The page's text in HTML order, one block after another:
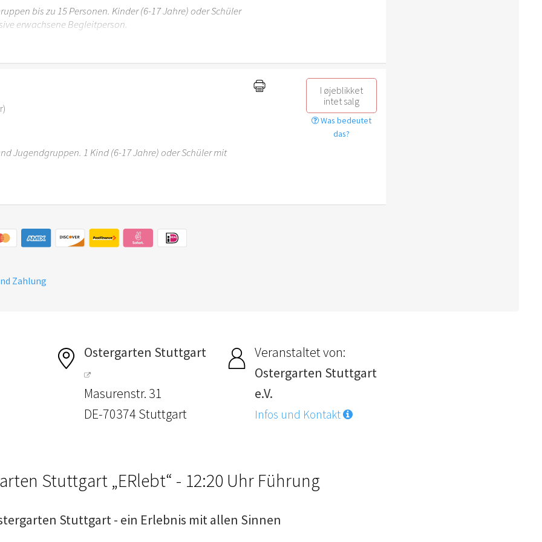
bis zu 15 Personen. Kinder (6-17 Jahre) oder Schüler
erwachsene Begleitperson.
6 Jahren ist der Ostergarten Stuttgart nicht
I øjeblikket
intet salg
Was bedeutet
das?
Jugendgruppen. 1 Kind (6-17 Jahre) oder Schüler mit
6 Jahren ist der Ostergarten Stuttgart nicht
Zahlung
Ostergarten Stuttgart
Masurenstr. 31
DE-70374 Stuttgart
Veranstaltet von:
Ostergarten Stuttgart
e.V.
Infos und Kontakt
Stuttgart „ERlebt“ - 12:20 Uhr Führung
Stuttgart - ein Erlebnis mit allen Sinnen